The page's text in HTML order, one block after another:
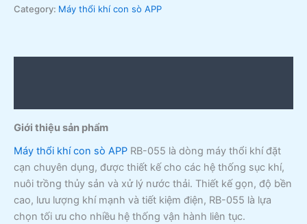
Category: Máy thổi khí con sò APP
Giới thiệu sản phẩm
Máy thổi khí con sò APP RB-055 là dòng máy thổi khí đặt
cạn chuyên dụng, được thiết kế cho các hệ thống sục khí,
nuôi trồng thủy sản và xử lý nước thải. Thiết kế gọn, độ bền
cao, lưu lượng khí mạnh và tiết kiệm điện, RB-055 là lựa
chọn tối ưu cho nhiều hệ thống vận hành liên tục.